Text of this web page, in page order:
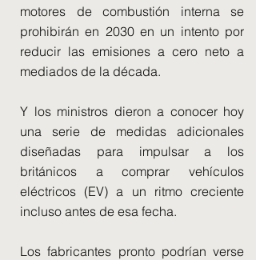
motores de combustión interna se
prohibirán en 2030 en un intento por
reducir las emisiones a cero neto a
mediados de la década.
Y los ministros dieron a conocer hoy
una serie de medidas adicionales
diseñadas para impulsar a los
británicos a comprar vehículos
eléctricos (EV) a un ritmo creciente
incluso antes de esa fecha.
Los fabricantes pronto podrían verse